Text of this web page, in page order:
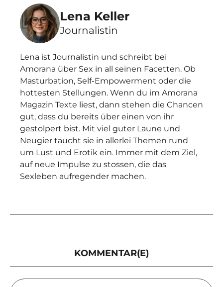
Lena Keller
Journalistin
Lena ist Journalistin und schreibt bei
Amorana über Sex in all seinen Facetten. Ob
Masturbation, Self-Empowerment oder die
hottesten Stellungen. Wenn du im Amorana
Magazin Texte liest, dann stehen die Chancen
gut, dass du bereits über einen von ihr
gestolpert bist. Mit viel guter Laune und
Neugier taucht sie in allerlei Themen rund
um Lust und Erotik ein. Immer mit dem Ziel,
auf neue Impulse zu stossen, die das
Sexleben aufregender machen.
KOMMENTAR(E)